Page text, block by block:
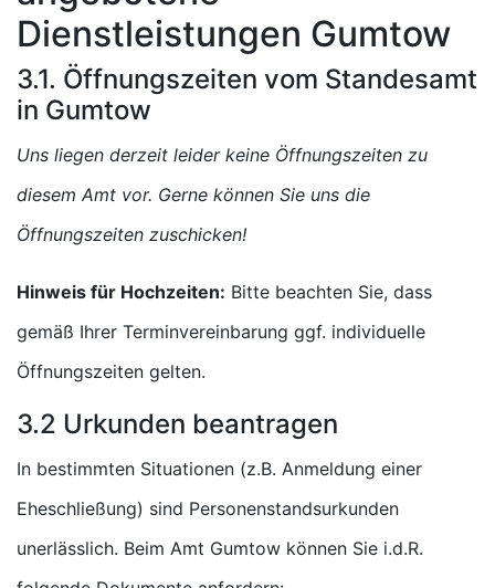
Dienstleistungen Gumtow
3.1. Öffnungszeiten vom Standesamt
in Gumtow
Uns liegen derzeit leider keine Öffnungszeiten zu
diesem Amt vor. Gerne können Sie uns die
Öffnungszeiten zuschicken!
Hinweis für Hochzeiten: Bitte beachten Sie, dass
gemäß Ihrer Terminvereinbarung ggf. individuelle
Öffnungszeiten gelten.
3.2 Urkunden beantragen
In bestimmten Situationen (z.B. Anmeldung einer
Eheschließung) sind Personenstandsurkunden
unerlässlich. Beim Amt Gumtow können Sie i.d.R.